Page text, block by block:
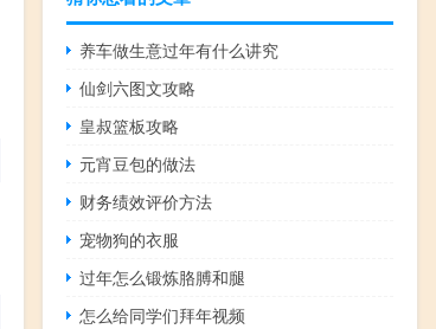
养车做生意过年有什么讲究
仙剑六图文攻略
皇叔篮板攻略
元宵豆包的做法
财务绩效评价方法
宠物狗的衣服
过年怎么锻炼胳膊和腿
怎么给同学们拜年视频